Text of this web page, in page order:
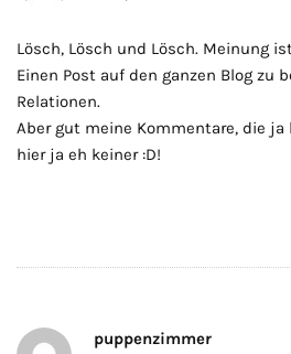
Lösch, Lösch und Lösch. Meinung
Einen Post auf den ganzen Blog zu
Relationen.
Aber gut meine Kommentare, die
hier ja eh keiner :D!
puppenzimmer